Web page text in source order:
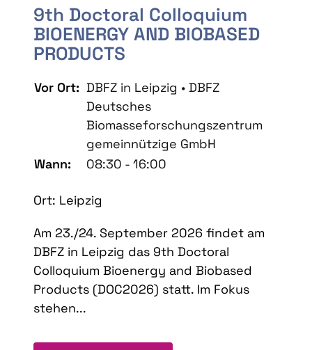
9th Doctoral Colloquium
BIOENERGY AND BIOBASED
PRODUCTS
Vor Ort: DBFZ in Leipzig • DBFZ
Deutsches
Biomasseforschungszentrum
gemeinnützige GmbH
Wann:
08:30 - 16:00
Ort: Leipzig
Am 23./24. September 2026 findet am
DBFZ in Leipzig das 9th Doctoral
Colloquium Bioenergy and Biobased
Products (DOC2026) statt. Im Fokus
stehen...